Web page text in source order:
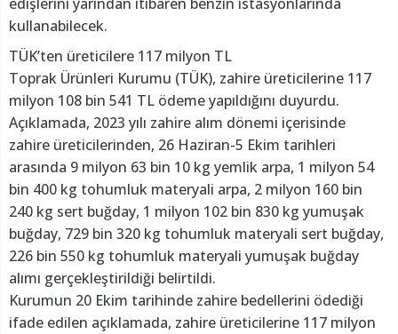
edişlerini yarından itibaren benzin istasyonlarında
kullanabilecek.
TÜK’ten üreticilere 117 milyon TL
Toprak Ürünleri Kurumu (TÜK), zahire üreticilerine 117
milyon 108 bin 541 TL ödeme yapıldığını duyurdu.
Açıklamada, 2023 yılı zahire alım dönemi içerisinde
zahire üreticilerinden, 26 Haziran-5 Ekim tarihleri
arasında 9 milyon 63 bin 10 kg yemlik arpa, 1 milyon 54
bin 400 kg tohumluk materyali arpa, 2 milyon 160 bin
240 kg sert buğday, 1 milyon 102 bin 830 kg yumuşak
buğday, 729 bin 320 kg tohumluk materyali sert buğday,
226 bin 550 kg tohumluk materyali yumuşak buğday
alımı gerçekleştirildiği belirtildi.
Kurumun 20 Ekim tarihinde zahire bedellerini ödediği
ifade edilen açıklamada, zahire üreticilerine 117 milyon